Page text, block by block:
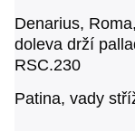
Denarius,
doleva drží
RSC.230
Patina, vady